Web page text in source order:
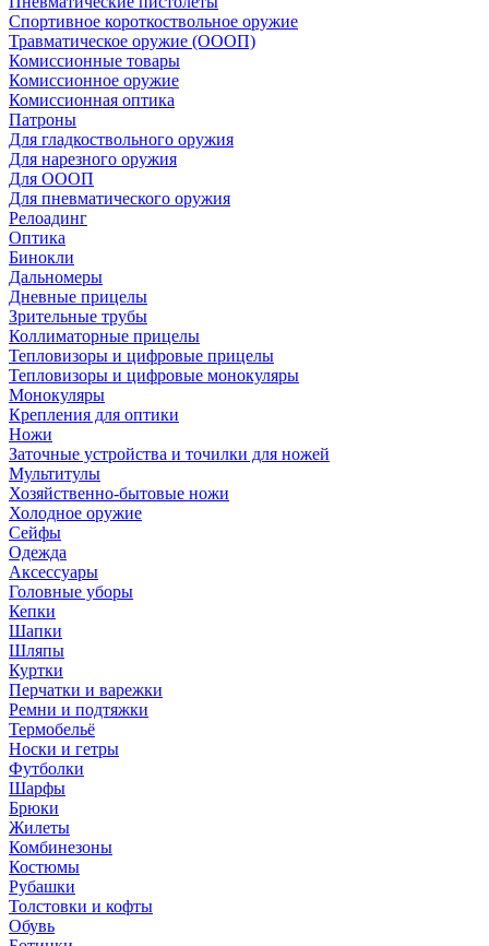
Спортивное короткоствольное оружие
Травматическое оружие (ОООП)
Комиссионные товары
Комиссионное оружие
Комиссионная оптика
Патроны
Для гладкоствольного оружия
Для нарезного оружия
Для ОООП
Для пневматического оружия
Релоадинг
Оптика
Бинокли
Дальномеры
Дневные прицелы
Зрительные трубы
Коллиматорные прицелы
Тепловизоры и цифровые прицелы
Тепловизоры и цифровые монокуляры
Монокуляры
Крепления для оптики
Ножи
Заточные устройства и точилки для ножей
Мультитулы
Хозяйственно-бытовые ножи
Холодное оружие
Сейфы
Одежда
Аксессуары
Головные уборы
Кепки
Шапки
Шляпы
Куртки
Перчатки и варежки
Ремни и подтяжки
Термобельё
Носки и гетры
Футболки
Шарфы
Брюки
Жилеты
Комбинезоны
Костюмы
Рубашки
Толстовки и кофты
Обувь